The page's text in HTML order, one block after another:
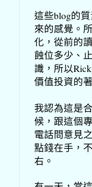
這些blog的
來的感覺。
化，從前的
蝕位多少、
識，所以
價值投資的
我認為這是
候，跟這個
電話問意見
點錢在手，
右。